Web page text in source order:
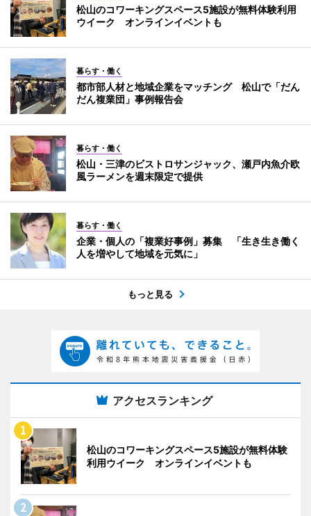
松山のコワーキングスペース5施設が無料体験利用
ウイーク オンラインイベントも
暮らす・働く
都市部人材と地域企業をマッチング 松山で「だん
だん複業団」事例報告会
暮らす・働く
松山・三津のビストロサンジャック、瀬戸内魚介欧
風ラーメンを週末限定で提供
暮らす・働く
企業・個人の「複業好事例」募集 「生き生き働く
人を増やして地域を元気に」
もっと見る
アクセスランキング
松山のコワーキングスペース5施設が無料体験
利用ウイーク オンラインイベントも